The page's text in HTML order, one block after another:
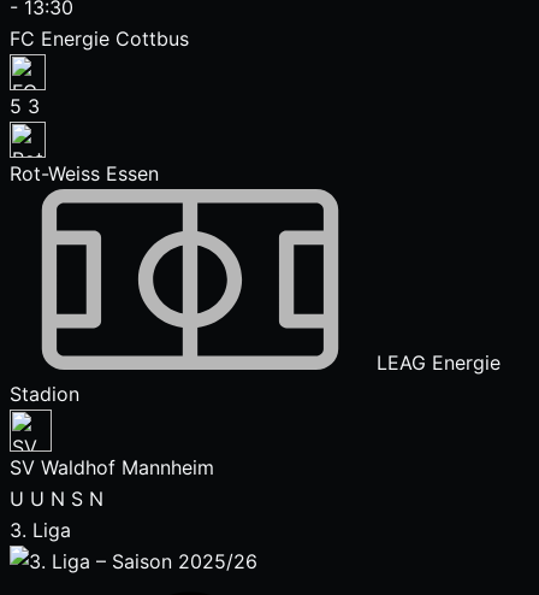
- 13:30
FC Energie Cottbus
5 3
Rot-Weiss Essen
LEAG Energie
Stadion
SV Waldhof Mannheim
U U N S N
3. Liga